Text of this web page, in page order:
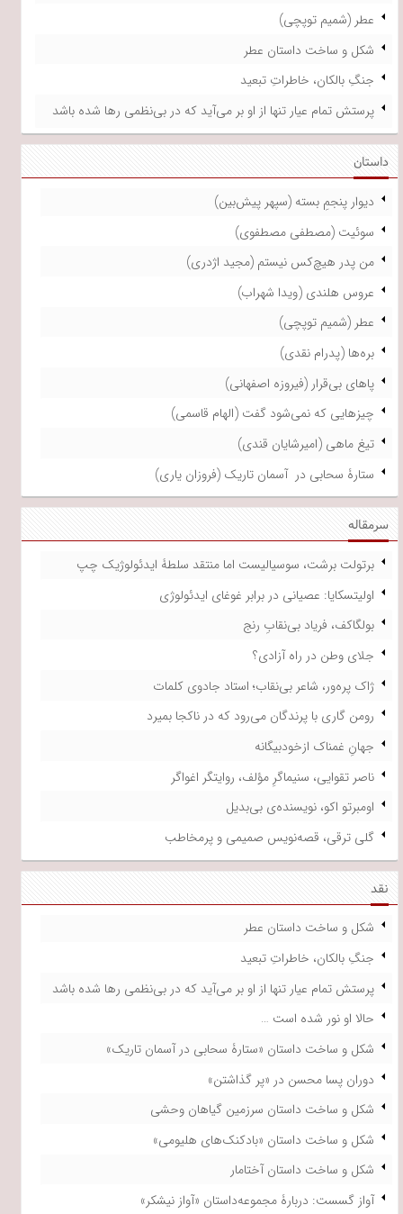
عطر (شمیم توپچی)
شکل و ساخت داستان عطر
جنگِ بالکان، خاطراتِ تبعید
پرستش تمام عیار تنها از او بر می‌آید که در بی‌نظمی رها شده باشد
داستان
دیوار پنجمِ بسته (سپهر پیش‌بین)
سوئیت (مصطفی مصطفوی)
من پدر هیچ‌کس نیستم (مجید اژدری)
عروس هلندی (ویدا شهراب)
عطر (شمیم توپچی)
بره‌ها (پدرام نقدی)
پاهای بی‌قرار (فیروزه اصفهانی)
چیزهایی که نمی‌شود گفت (الهام قاسمی)
تیغ ماهی (امیرشایان قندی)
ستارۀ سحابی در آسمان تاریک (فروزان یاری)
سرمقاله
برتولت برشت، سوسیالیست اما منتقد سلطۀ ایدئولوژیک چپ
اولیتسکایا: عصیانی در برابر غوغای ایدئولوژی
بولگاکف، فریاد بی‌نقابِ رنج
جلای وطن در راه آزادی؟
ژاک پره‌ور، شاعر بی‌نقاب؛ استاد جادوی کلمات
رومن گاری با پرندگان می‌رود که در ناکجا بمیرد
جهانِ غمناک ازخودبیگانه
ناصر تقوایی، سنیماگرِ مؤلف، روایتگر اغواگر
اومبرتو اکو، نویسنده‌ی بی‌بدیل
گلی ترقی، قصه‌نویس صمیمی و پرمخاطب
نقد
شکل و ساخت داستان عطر
جنگِ بالکان، خاطراتِ تبعید
پرستش تمام عیار تنها از او بر می‌آید که در بی‌نظمی رها شده باشد
حالا او نور شده است …
شکل و ساخت داستان «ستارۀ سحابی در آسمان تاریک»
دوران پسا محسن در «پر گذاشتن»
شکل و ساخت داستان سرزمین گیاهان وحشی
شکل و ساخت داستان «بادکنک‌های هلیومی»
شکل و ساخت داستان آختامار
آواز گسست: دربارۀ مجموعه‌داستان «آواز نیشکر»